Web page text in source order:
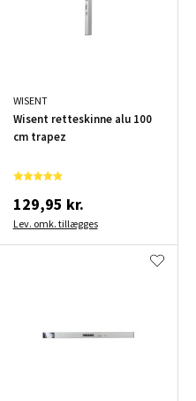
WISENT
Wisent retteskinne alu 100
cm trapez
129,95 kr.
Lev. omk. tillægges